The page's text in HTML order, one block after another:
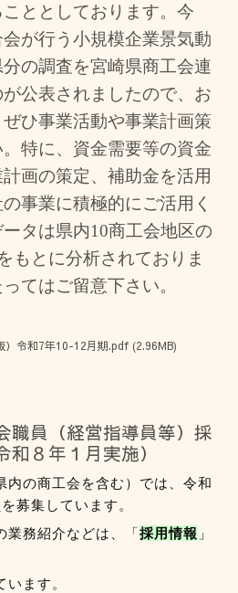
ととしております。今
が行う小規模企業景気動
の調査を宮崎県商工会連
公表されましたので、お
ぜひ事業活動や事業計画策
特に、資金需要等の資金
画の策定、補助金を活用
事業に積極的にご活用く
タは県内10商工会地区の
もとに分析されておりま
てはご留意下さい。
）令和7年10-12月期.pdf (2.96MB)
職員（経営指導員等）採
８年１月実施）
の商工会を含む） では、令和
募集しています。
業務紹介などは、「採用情報 」
ます。